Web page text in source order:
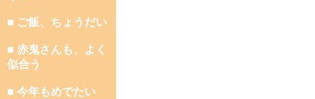
■ ご飯、ちょうだい
■ 赤鬼さんも、よく
似合う
■ 今年もめでたい